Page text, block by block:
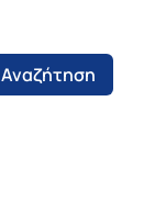
Αναζήτηση